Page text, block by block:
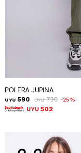
POLERA JUPINA
UYU 590 UYU 790 25
UYU 502